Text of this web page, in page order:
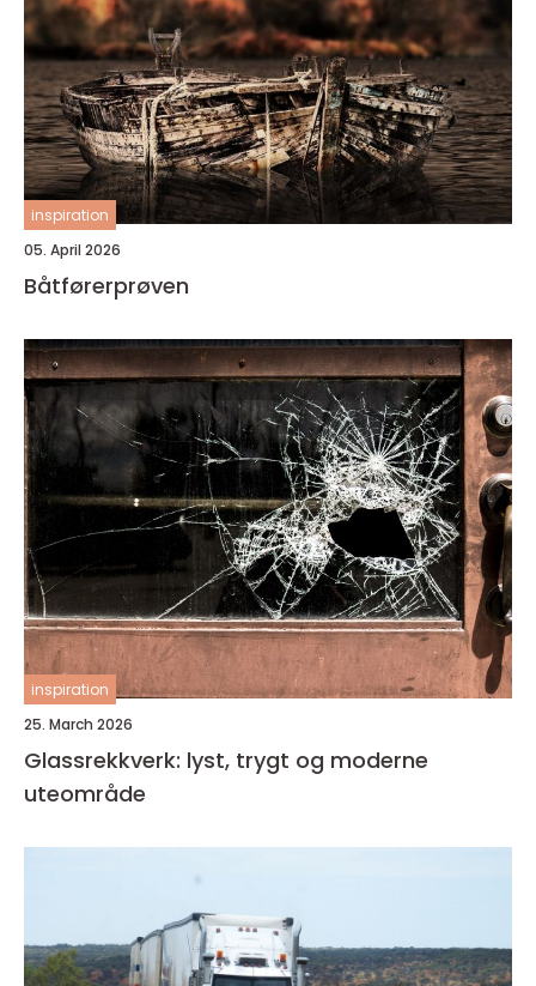
inspiration
05. April 2026
Båtførerprøven
inspiration
25. March 2026
Glassrekkverk: lyst, trygt og moderne
uteområde